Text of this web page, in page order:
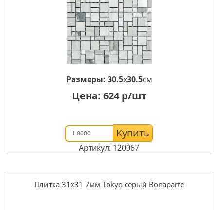
Размеры: 30.5x30.5см
Цена: 624р/шт
Купить
Артикул: 120067
Плитка 31x31 7мм Tokyo серый Bonaparte